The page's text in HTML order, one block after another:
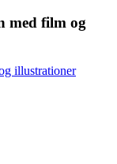
med film og